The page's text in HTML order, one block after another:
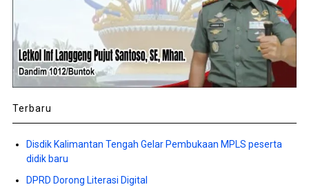
Terbaru
Disdik Kalimantan Tengah Gelar Pembukaan MPLS peserta
didik baru
DPRD Dorong Literasi Digital